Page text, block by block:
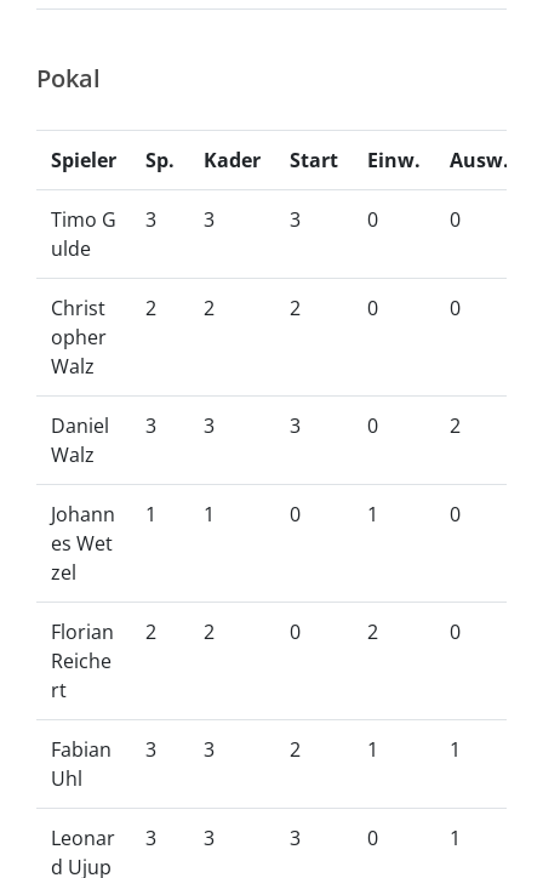
Pokal
Spieler Sp. Kader Start Einw. Ausw.
Timo G
ulde
3 3 3 0 0
Christ
opher
Walz
2 2 2 0 0
Daniel
Walz
3 3 3 0 2
Johann
es Wet
zel
1 1 0 1 0
Florian
Reiche
rt
2 2 0 2 0
Fabian
Uhl
3 3 2 1 1
Leonar
d Ujup
3 3 3 0 1